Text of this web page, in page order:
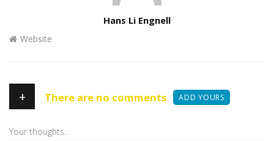
Hans Li Engnell
Website
+ There are no comments ADD YOURS